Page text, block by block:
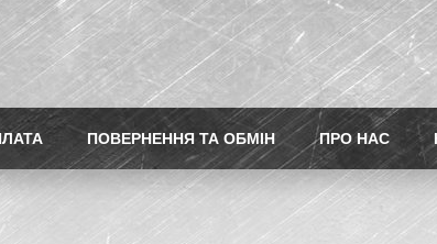
ПОВЕРНЕННЯ ТА ОБМІН ПРО НАС